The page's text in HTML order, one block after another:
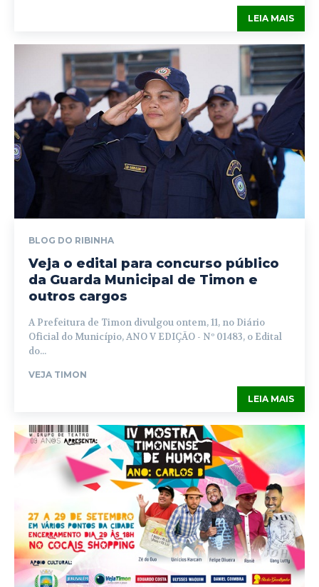
LEIA MAIS
BLOG DO RIBINHA
Veja o edital para concurso público
da Guarda Municipal de Timon e
outros cargos
A Prefeitura de Timon divulgou ontem, 11, no Diário
Oficial do Município, ANO V EDIÇÃO - Nº 01483, o Edital
do...
VEJA TIMON
LEIA MAIS